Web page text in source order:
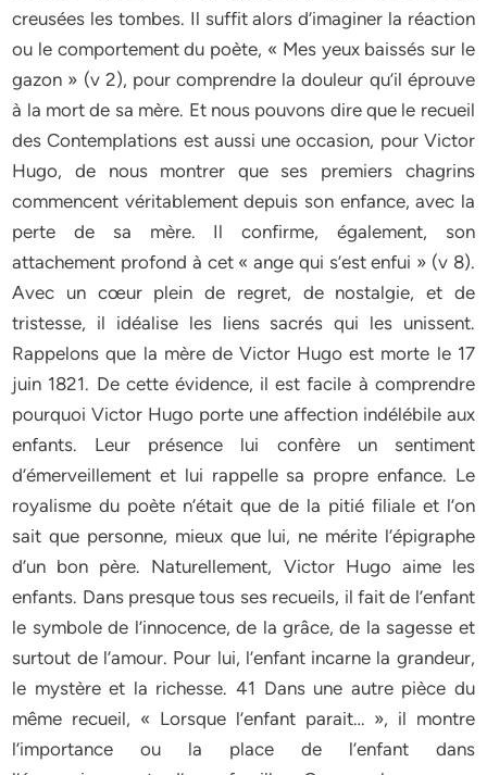
creusées les tombes. Il suffit alors d’imaginer la réaction
ou le comportement du poète, « Mes yeux baissés sur le
gazon » (v 2), pour comprendre la douleur qu’il éprouve
à la mort de sa mère. Et nous pouvons dire que le recueil
des Contemplations est aussi une occasion, pour Victor
Hugo, de nous montrer que ses premiers chagrins
commencent véritablement depuis son enfance, avec la
perte de sa mère. Il confirme, également, son
attachement profond à cet « ange qui s’est enfui » (v 8).
Avec un cœur plein de regret, de nostalgie, et de
tristesse, il idéalise les liens sacrés qui les unissent.
Rappelons que la mère de Victor Hugo est morte le 17
juin 1821. De cette évidence, il est facile à comprendre
pourquoi Victor Hugo porte une affection indélébile aux
enfants. Leur présence lui confère un sentiment
d’émerveillement et lui rappelle sa propre enfance. Le
royalisme du poète n’était que de la pitié filiale et l’on
sait que personne, mieux que lui, ne mérite l’épigraphe
d’un bon père. Naturellement, Victor Hugo aime les
enfants. Dans presque tous ses recueils, il fait de l’enfant
le symbole de l’innocence, de la grâce, de la sagesse et
surtout de l’amour. Pour lui, l’enfant incarne la grandeur,
le mystère et la richesse. 41 Dans une autre pièce du
même recueil, « Lorsque l’enfant parait… », il montre
l’importance ou la place de l’enfant dans